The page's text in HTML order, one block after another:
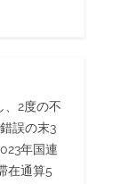
、2度の不
誤の末3
年国連
在通算5